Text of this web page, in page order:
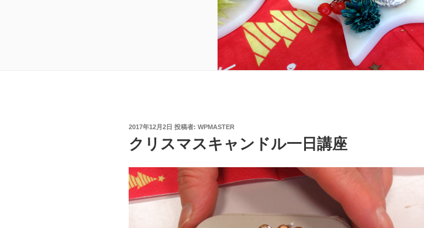
投
日:
2017年12月2日 投稿者: WPMASTER
クリスマスキャンドル一日講座